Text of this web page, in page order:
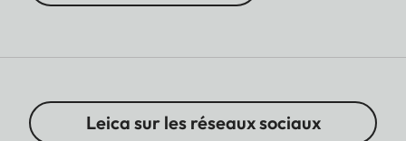
Leica sur les réseaux sociaux